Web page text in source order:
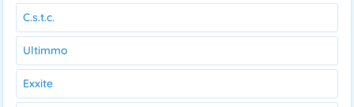
C.s.t.c.
Ultimmo
Exxite